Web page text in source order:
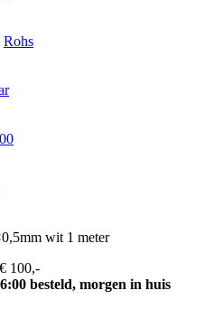
Rohs
wit 1 meter
100,-
besteld, morgen in huis